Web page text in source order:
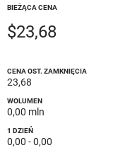
BIEŻĄCA CENA
$23,68
CENA OST. ZAMKNIĘCIA
23,68
WOLUMEN
0,00 mln
1 DZIEŃ
0,00 -0,00